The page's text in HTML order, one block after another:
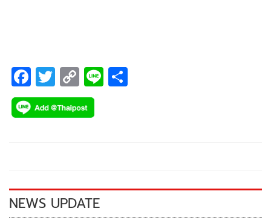
F
ac
e
k
T
wi
tt
C
o
p
k
Li
NEWS UPDATE